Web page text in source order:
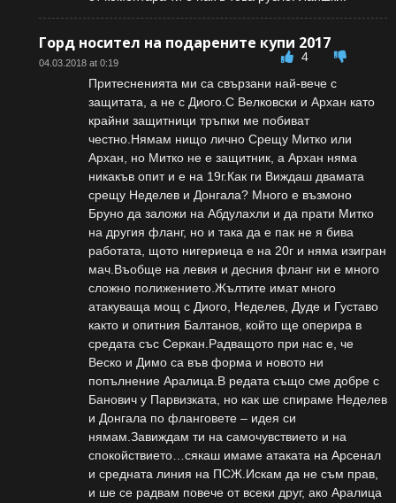
Горд носител на подарените купи 2017
04.03.2018 at 0:19
4
Притесненията ми са свързани най-вече с
защитата, а не с Диого.С Велковски и Архан като
крайни защитници тръпки ме побиват
честно.Нямам нищо лично Срещу Митко или
Архан, но Митко не е защитник, а Архан няма
никакъв опит и е на 19г.Как ги Виждаш двамата
срещу Неделев и Донгала? Много е възмоно
Бруно да заложи на Абдулахли и да прати Митко
на другия фланг, но и така да е пак не я бива
работата, щото нигериеца е на 20г и няма изигран
мач.Въобще на левия и десния фланг ни е много
сложно полижението.Жълтите имат много
атакуваща мощ с Диого, Неделев, Дуде и Густаво
както и опитния Балтанов, който ще оперира в
средата със Серкан.Радващото при нас е, че
Веско и Димо са във форма и новото ни
попълнение Аралица.В редата също сме добре с
Банович у Парвизката, но как ше спираме Неделев
и Донгала по фланговете – идея си
нямам.Завиждам ти на самочувствието и на
спокойствието…сякаш имаме атаката на Арсенал
и средната линия на ПСЖ.Искам да не съм прав,
и ше се радвам повече от всеки друг, ако Аралица